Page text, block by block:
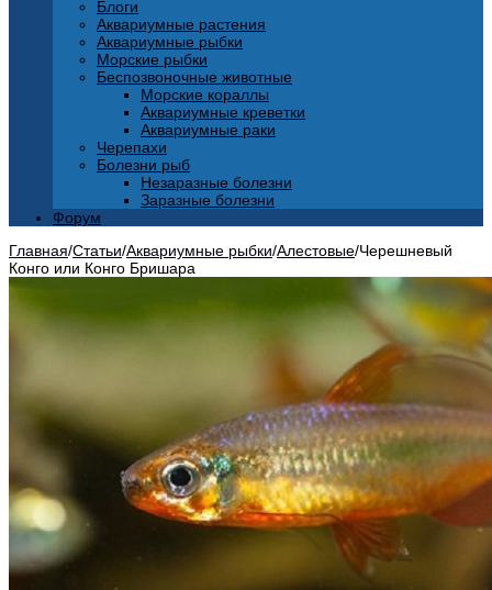
Блоги
Аквариумные растения
Аквариумные рыбки
Морские рыбки
Беспозвоночные животные
Морские кораллы
Аквариумные креветки
Аквариумные раки
Черепахи
Болезни рыб
Незаразные болезни
Заразные болезни
Форум
Главная/Статьи/Аквариумные рыбки/Алестовые/Черешневый
Конго или Конго Бришара